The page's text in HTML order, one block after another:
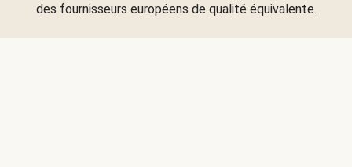
des fournisseurs européens de qualité équivalente.